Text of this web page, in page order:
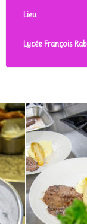
Lieu
Lycée François